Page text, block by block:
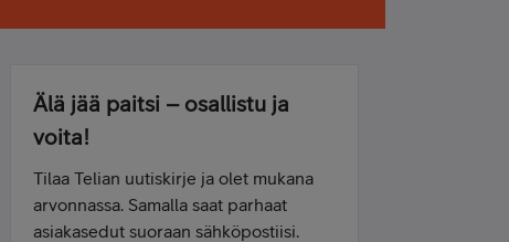
Älä jää paitsi – osallistu ja
voita!
Tilaa Telian uutiskirje ja olet mukana
arvonnassa. Samalla saat parhaat
asiakasedut suoraan sähköpostiisi.